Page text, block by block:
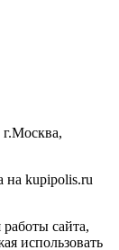
на kupipolis.ru
сайта,
использовать